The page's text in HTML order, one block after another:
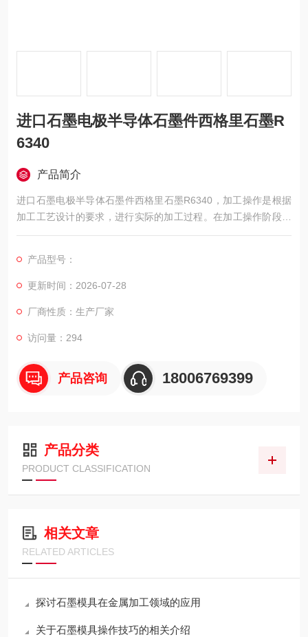
进口石墨电极半导体石墨件西格里石墨R
6340
产品简介
进口石墨电极半导体石墨件西格里石墨R6340，加工操作是根据
加工工艺设计的要求，进行实际的加工过程。在加工操作阶段，
需要选择适当的加工设备和工具，如数控机床、电火花机等。然
削、抛光和研磨等。
产品型号：
更新时间：2026-07-28
厂商性质：生产厂家
访问量：294
产品咨询 18006769399
产品分类
PRODUCT CLASSIFICATION
相关文章
RELATED ARTICLES
探讨石墨模具在金属加工领域的应用
关于石墨模具操作技巧的相关介绍